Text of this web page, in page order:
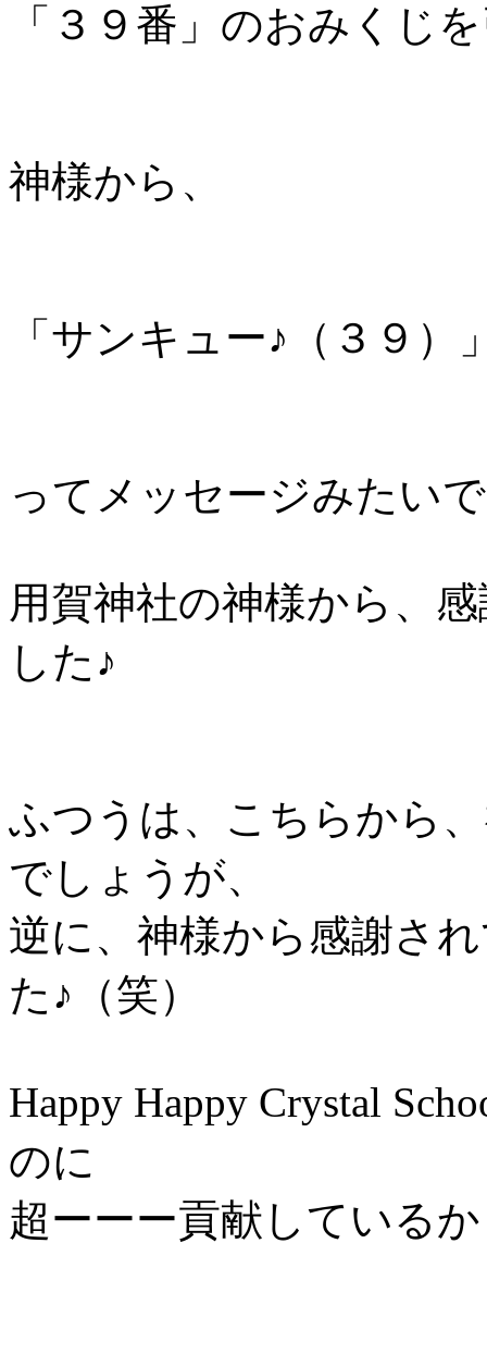
「３９番」のおみくじ
神様から、
「サンキュー♪（３９）
ってメッセージみたい
用賀神社の神様から、
した♪
ふつうは、こちらから
でしょうが、
逆に、神様から感謝さ
た♪（笑）
Happy Happy Crystal
のに
超ーーー貢献している